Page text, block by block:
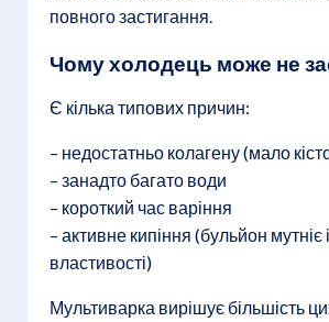
повного застигання.
Чому холодець може не
Є кілька типових причин:
– недостатньо колагену (мало
– занадто багато води
– короткий час варіння
– активне кипіння (бульйон мутніє
властивості)
Мультиварка вирішує більшість